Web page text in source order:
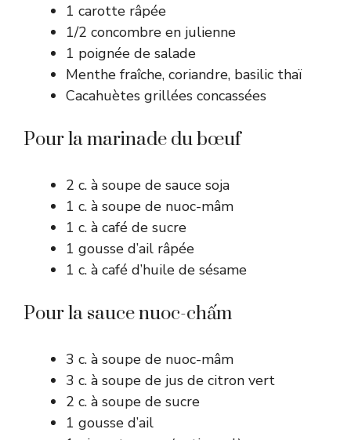
1 carotte râpée
1/2 concombre en julienne
1 poignée de salade
Menthe fraîche, coriandre, basilic thaï
Cacahuètes grillées concassées
Pour la marinade du bœuf
2 c. à soupe de sauce soja
1 c. à soupe de nuoc-mâm
1 c. à café de sucre
1 gousse d’ail râpée
1 c. à café d’huile de sésame
Pour la sauce nuoc-chấm
3 c. à soupe de nuoc-mâm
3 c. à soupe de jus de citron vert
2 c. à soupe de sucre
1 gousse d’ail